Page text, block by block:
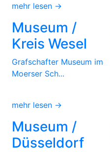
mehr lesen →
Museum /
Kreis Wesel
Grafschafter Museum im
Moerser Sch...
mehr lesen →
Museum /
Düsseldorf